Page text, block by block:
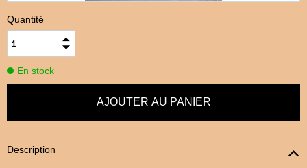
Quantité
En stock
Description